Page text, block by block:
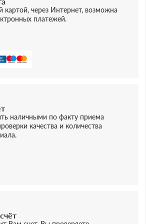
картой, через Интернет, возможна
платежей.
наличными по факту приема
качества и количества